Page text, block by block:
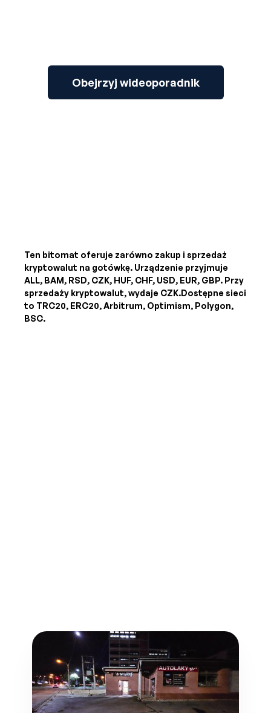
Obejrzyj wideoporadnik
Ten bitomat oferuje zarówno zakup i sprzedaż
kryptowalut na gotówkę. Urządzenie przyjmuje
ALL, BAM, RSD, CZK, HUF, CHF, USD, EUR, GBP. Przy
sprzedaży kryptowalut, wydaje CZK.Dostępne sieci
to TRC20, ERC20, Arbitrum, Optimism, Polygon,
BSC.